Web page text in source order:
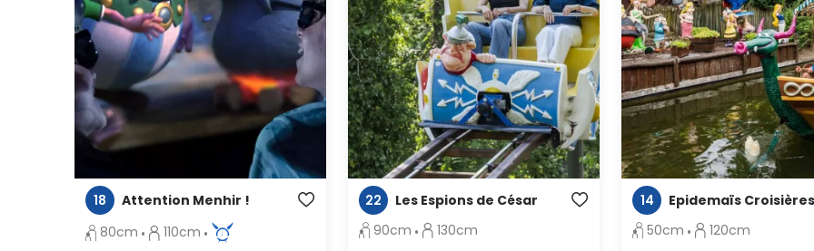
18
Attention Menhir !
80cm
110cm
22
Les Espions de César
90cm
130cm
14
Epidemaïs Croisières
50cm
120cm